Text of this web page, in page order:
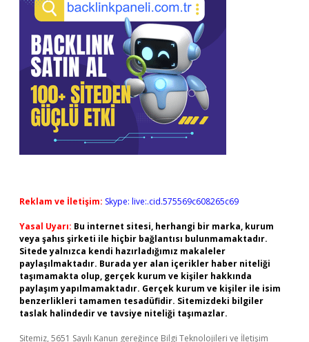
Reklam ve İletişim: Skype: live:.cid.575569c608265c69
Yasal Uyarı: Bu internet sitesi, herhangi bir marka, kurum
veya şahıs şirketi ile hiçbir bağlantısı bulunmamaktadır.
Sitede yalnızca kendi hazırladığımız makaleler
paylaşılmaktadır. Burada yer alan içerikler haber niteliği
taşımamakta olup, gerçek kurum ve kişiler hakkında
paylaşım yapılmamaktadır. Gerçek kurum ve kişiler ile isim
benzerlikleri tamamen tesadüfidir. Sitemizdeki bilgiler
taslak halindedir ve tavsiye niteliği taşımazlar.
Sitemiz, 5651 Sayılı Kanun gereğince Bilgi Teknolojileri ve İletişim